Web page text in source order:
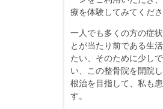
療を体験してみてくださ
一人でも多くの方の症
とが当たり前である生
たい、そのために少し
い、この整骨院を開院し
根治を目指して、私も
す。